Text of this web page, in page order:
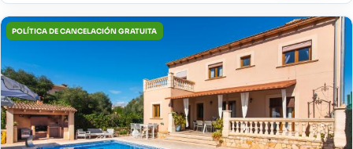
POLÍTICA DE CANCELACIÓN GRATUITA